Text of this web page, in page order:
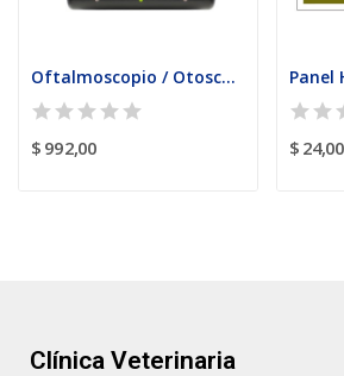
Oftalmoscopio / Otoscopio
$ 992,00
Panel
$ 24,00
Clínica Veterinaria